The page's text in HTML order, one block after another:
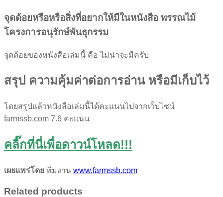
จุดด้อยหรือหรือสิ่งที่อยากให้มีในหนังสือ พรรณไม้
โครงการอนุรักษ์พันธุกรรม
จุดด้อยของหนังสือเล่มนี้ คือ ไม่น่าจะมีครับ
สรุป ความคุ้มค่าต่อการอ่าน หรือมีเก็บไว้
โดยสรุปแล้วหนังสือเล่มนี้ได้คะแนนไปจากเว็บไซน์
farmssb.com 7.6 คะแนน
คลิ๊กที่นี่เพื่อดาวน์โหลด!!!
เผยแพร่โดย ทีมงาน www.farmssb.com
Related products